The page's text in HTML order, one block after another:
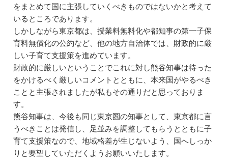
をまとめて国に主張していくべきものではないかと考えて
いるところであります。
しかしながら東京都は、授業料無料化や都知事の第一子保
育料無償化の公約など、他の地方自治体では、財政的に厳
しい子育て支援策を進めています。
財政的に厳しいということでこれに対し熊谷知事は待った
をかけるべく厳しいコメントとともに、本来国がやるべき
ことと主張されましたが私もその通りだと思っておりま
す。
熊谷知事は、今後も同じ東京圏の知事として、東京都に言
うべきことは発信し、足並みを調整してもらうとともに子
育て支援策なので、地域格差が生じないよう、国へしっか
りと要望していただくようお願いいたします。